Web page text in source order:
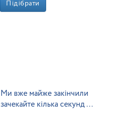
Підібрати
Ми вже майже закінчили
зачекайте кілька секунд ...